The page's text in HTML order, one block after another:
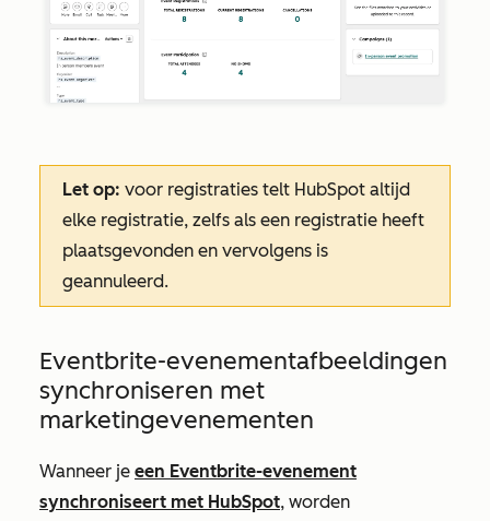
Let op: voor registraties telt HubSpot altijd
elke registratie, zelfs als een registratie heeft
plaatsgevonden en vervolgens is
geannuleerd.
Eventbrite-evenementafbeeldingen
synchroniseren met
marketingevenementen
Wanneer je een Eventbrite-evenement
synchroniseert met HubSpot, worden